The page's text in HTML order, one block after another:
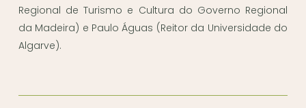
Regional de Turismo e Cultura do Governo Regional
da Madeira) e Paulo Águas (Reitor da Universidade do
Algarve).